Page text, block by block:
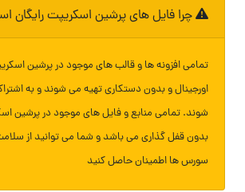
چرا فایل های پرشین اسکریپت رایگان
تمامی افزونه ها و قالب های موجود در پرشین
اورجینال و بدون دستکاری تهیه می شوند و به
شوند. تمامی منابع و فایل های موجود در پرشین
بدون قفل گذاری می باشد و شما می توانید از
سورس ها اطمینان حاصل کنید